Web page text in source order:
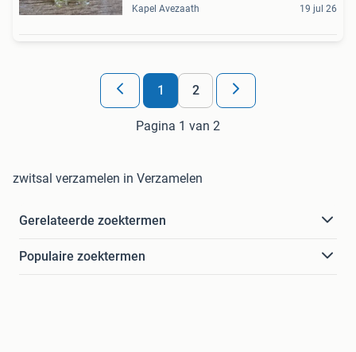
Kapel Avezaath 19 jul 26
1 2
Pagina 1 van 2
zwitsal verzamelen in Verzamelen
Gerelateerde zoektermen
Populaire zoektermen